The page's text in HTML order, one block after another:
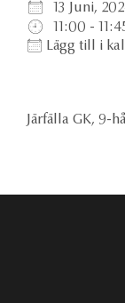
13 Juni,
11:00 -
Lägg till i
Järfälla GK, 9-